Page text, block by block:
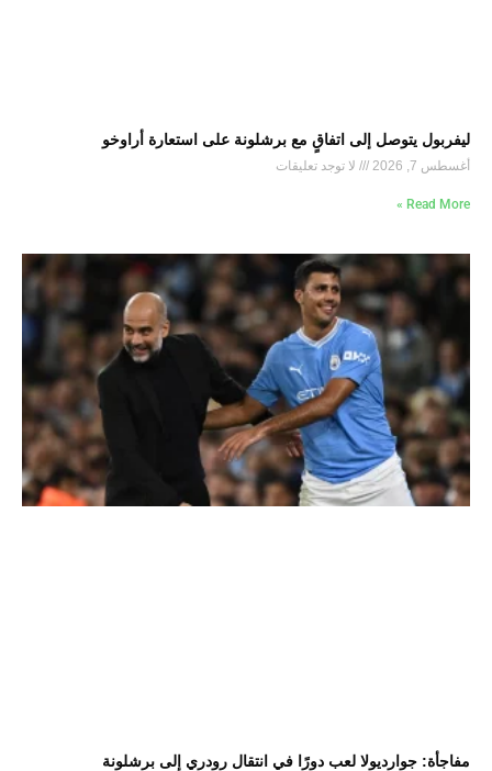
ليفربول يتوصل إلى اتفاقٍ مع برشلونة على استعارة أراوخو
أغسطس 7, 2026 لا توجد تعليقات
Read More »
مفاجأة: جوارديولا لعب دورًا في انتقال رودري إلى برشلونة